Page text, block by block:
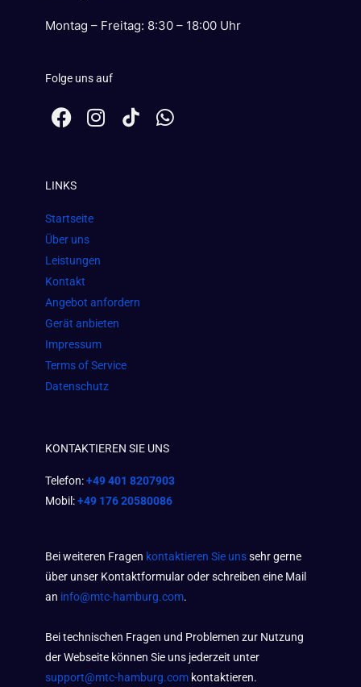
Montag – Freitag: 8:30 – 18:00 Uhr
Folge uns auf
F
a
b
o
o
k
I
n
m
W
h
LINKS
Startseite
Über uns
Leistungen
Kontakt
Angebot anfordern
Gerät anbieten
Impressum
Terms of Service
Datenschutz
KONTAKTIEREN SIE UNS
Telefon:+49 401 8207903
Mobil:+49 176 20580086
Bei weiteren Fragen kontaktieren Sie unssehr gerne
über unser Kontaktformular oder schreiben eine Mail
an info@mtc-hamburg.com.
Bei technischen Fragen und Problemen zur Nutzung
der Webseite können Sie uns jederzeit unter
support@mtc-hamburg.com kontaktieren.